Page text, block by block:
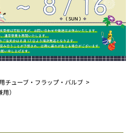
チューブ・フラップ・バルブ
）